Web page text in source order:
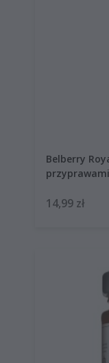
Belberry
14,99 zł